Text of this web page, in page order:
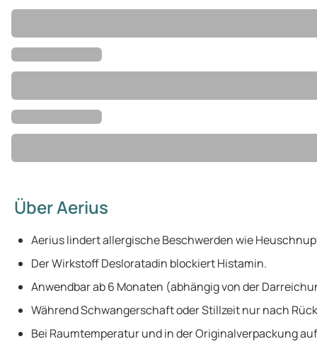
Über Aerius
Aerius lindert allergische Beschwerden wie
Der Wirkstoff Desloratadin blockiert Histamin.
Anwendbar ab 6 Monaten (abhängig von der
Während Schwangerschaft oder Stillzeit nur nach
Bei Raumtemperatur und in der Originalverpackung